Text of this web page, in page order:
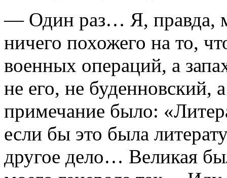
— Один раз… Я, правда,
ничего похожего на то,
военных операций, а
не его, не буденновский,
примечание было:
если бы это была
другое дело… Великая